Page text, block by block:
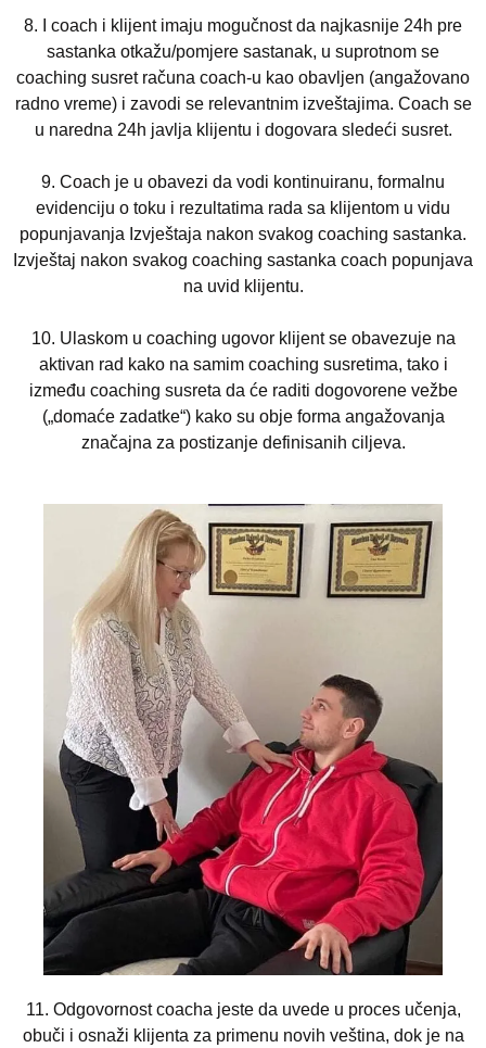
8. I coach i klijent imaju mogučnost da najkasnije 24h pre
sastanka otkažu/pomjere sastanak, u suprotnom se
coaching susret racuna coach-u kao obavljen (angažovano
radno vreme) i zavodi se relevantnim izveštajima. Coach se
u naredna 24h javlja klijentu i dogovara sledeci susret.
9. Coach je u obavezi da vodi kontinuiranu, formalnu
evidenciju o toku i rezultatima rada sa klijentom u vidu
popunjavanja Izvještaja nakon svakog coaching sastanka.
Izvještaj nakon svakog coaching sastanka coach popunjava
na uvid klijentu.
10. Ulaskom u coaching ugovor klijent se obavezuje na
aktivan rad kako na samim coaching susretima, tako i
između coaching susreta da će raditi dogovorene vežbe
(„domaće zadatke“) kako su obje forma angažovanja
značajna za postizanje definisanih ciljeva.
11. Odgovornost coacha jeste da uvede u proces ucenja,
obuci i osnaži klijenta za primenu novih veština, dok je na